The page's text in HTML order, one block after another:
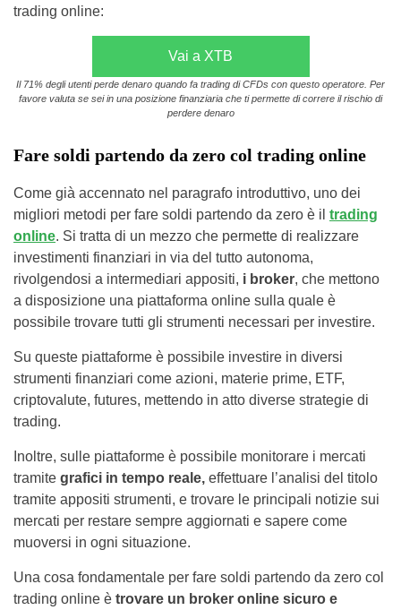
trading online:
Vai a XTB
Il 71% degli utenti perde denaro quando fa trading di CFDs con questo operatore. Per
favore valuta se sei in una posizione finanziaria che ti permette di correre il rischio di
perdere denaro
Fare soldi partendo da zero col trading online
Come già accennato nel paragrafo introduttivo, uno dei
migliori metodi per fare soldi partendo da zero è il trading
online. Si tratta di un mezzo che permette di realizzare
investimenti finanziari in via del tutto autonoma,
rivolgendosi a intermediari appositi, i broker, che mettono
a disposizione una piattaforma online sulla quale è
possibile trovare tutti gli strumenti necessari per investire.
Su queste piattaforme è possibile investire in diversi
strumenti finanziari come azioni, materie prime, ETF,
criptovalute, futures, mettendo in atto diverse strategie di
trading.
Inoltre, sulle piattaforme è possibile monitorare i mercati
tramite grafici in tempo reale, effettuare l’analisi del titolo
tramite appositi strumenti, e trovare le principali notizie sui
mercati per restare sempre aggiornati e sapere come
muoversi in ogni situazione.
Una cosa fondamentale per fare soldi partendo da zero col
trading online è trovare un broker online sicuro e